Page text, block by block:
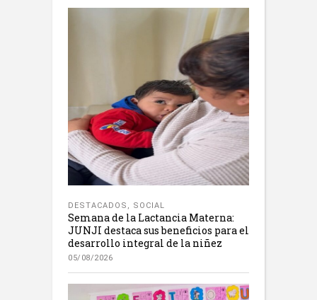
DESTACADOS , SOCIAL
Semana de la Lactancia Materna:
JUNJI destaca sus beneficios para el
desarrollo integral de la niñez
05/08/2026